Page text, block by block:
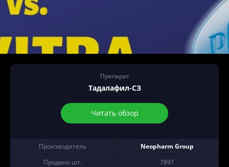
Препарат
Тадалафил-СЗ
Читать обзор
Производитель
Neopharm Group
Продано шт.
7891